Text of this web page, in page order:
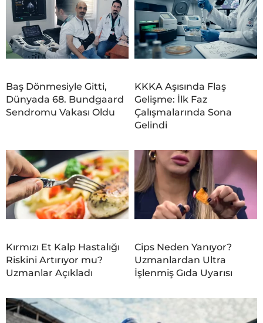
Baş Dönmesiyle Gitti,
Dünyada 68. Bundgaard
Sendromu Vakası Oldu
KKKA Aşısında Flaş
Gelişme: İlk Faz
Çalışmalarında Sona
Gelindi
Kırmızı Et Kalp Hastalığı
Riskini Artırıyor mu?
Uzmanlar Açıkladı
Cips Neden Yanıyor?
Uzmanlardan Ultra
İşlenmiş Gıda Uyarısı